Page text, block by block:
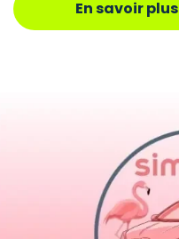
En savoir plus